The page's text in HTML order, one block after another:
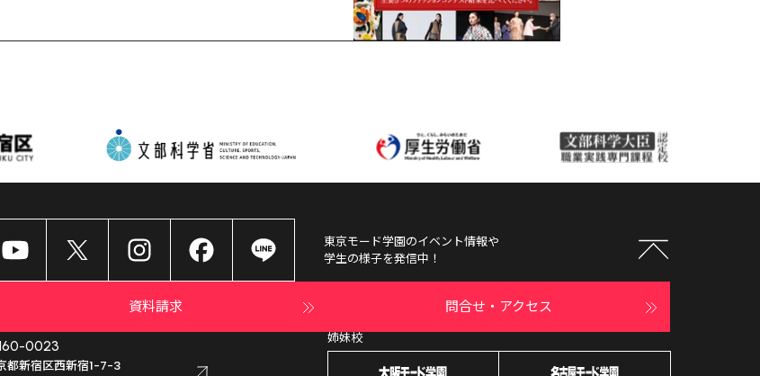
東京モード学園のイベント情報や
学生の様子を発信中！
資料請求 問合せ・アクセス
0023
都新宿区西新宿1-7-3
姉妹校